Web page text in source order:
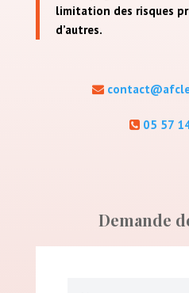
limitation des risques
d’autres.
05 57
Demande